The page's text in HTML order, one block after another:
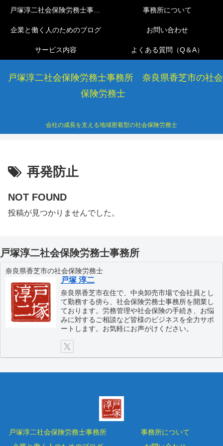
戸塚淳二社会保険労務士事務所 奈良県香芝市の社会
保険労務士
会社の成長を支える地域密着型の社会保険労務士
戸塚淳二社会保険労務士事務所 事務所について
企業と働く人のためのブログ お問い合わせ
サービス内容 よくある質問（Q＆A）
再発防止
NOT FOUND
投稿が見つかりませんでした。
戸塚淳二社会保険労務士事務所
奈良県香芝市の社会保険労務士
戸塚 淳二
奈良県香芝市在住で、中央卸売市場で会社員とし
て勤務する傍ら、社会保険労務士事務所を開業し
ております。労務管理や社会保険の手続き、お悩
みに対するご相談など皆様のビジネスを全力サポ
ートします。お気軽にお声がけください。
戸塚淳二社会保険労務士事務所
事務所について